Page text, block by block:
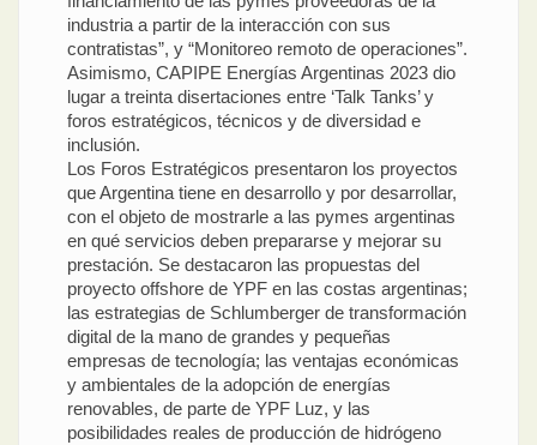
industria a partir de la interacción con sus
contratistas”, y “Monitoreo remoto de operaciones”.
Asimismo, CAPIPE Energías Argentinas 2023 dio
lugar a treinta disertaciones entre ‘Talk Tanks’ y
foros estratégicos, técnicos y de diversidad e
inclusión.
Los Foros Estratégicos presentaron los proyectos
que Argentina tiene en desarrollo y por desarrollar,
con el objeto de mostrarle a las pymes argentinas
en qué servicios deben prepararse y mejorar su
prestación. Se destacaron las propuestas del
proyecto offshore de YPF en las costas argentinas;
las estrategias de Schlumberger de transformación
digital de la mano de grandes y pequeñas
empresas de tecnología; las ventajas económicas
y ambientales de la adopción de energías
renovables, de parte de YPF Luz, y las
posibilidades reales de producción de hidrógeno